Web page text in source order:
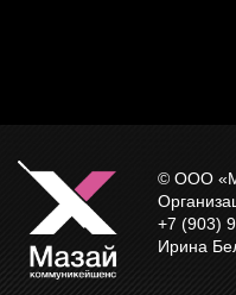
© ООО
+7 (903)
Ирина